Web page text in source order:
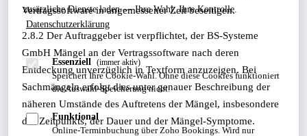
Vertragssoftware in angemessener Zeit beseitigen.
2.8.2 Der Auftraggeber ist verpflichtet, der BS-Systeme
GmbH Mängel an der Vertragssoftware nach deren
Entdeckung unverzüglich in Textform anzuzeigen. Bei
Sachmängeln erfolgt dies unter genauer Beschreibung der
näheren Umstände des Auftretens der Mängel, insbesondere
des Zeitpunkts, der Dauer und der Mängel-Symptome.
zusätzliche Dienste laden — Ihre Wahl, Ihre Kontrolle.
Datenschutzerklärung
Essenziell (immer aktiv)
Speichert Ihre Cookie-Wahl. Ohne diese Cookies funktioniert
die Auswahl-Speicherung nicht.
Funktional
Online-Terminbuchung über Zoho Bookings. Wird nur